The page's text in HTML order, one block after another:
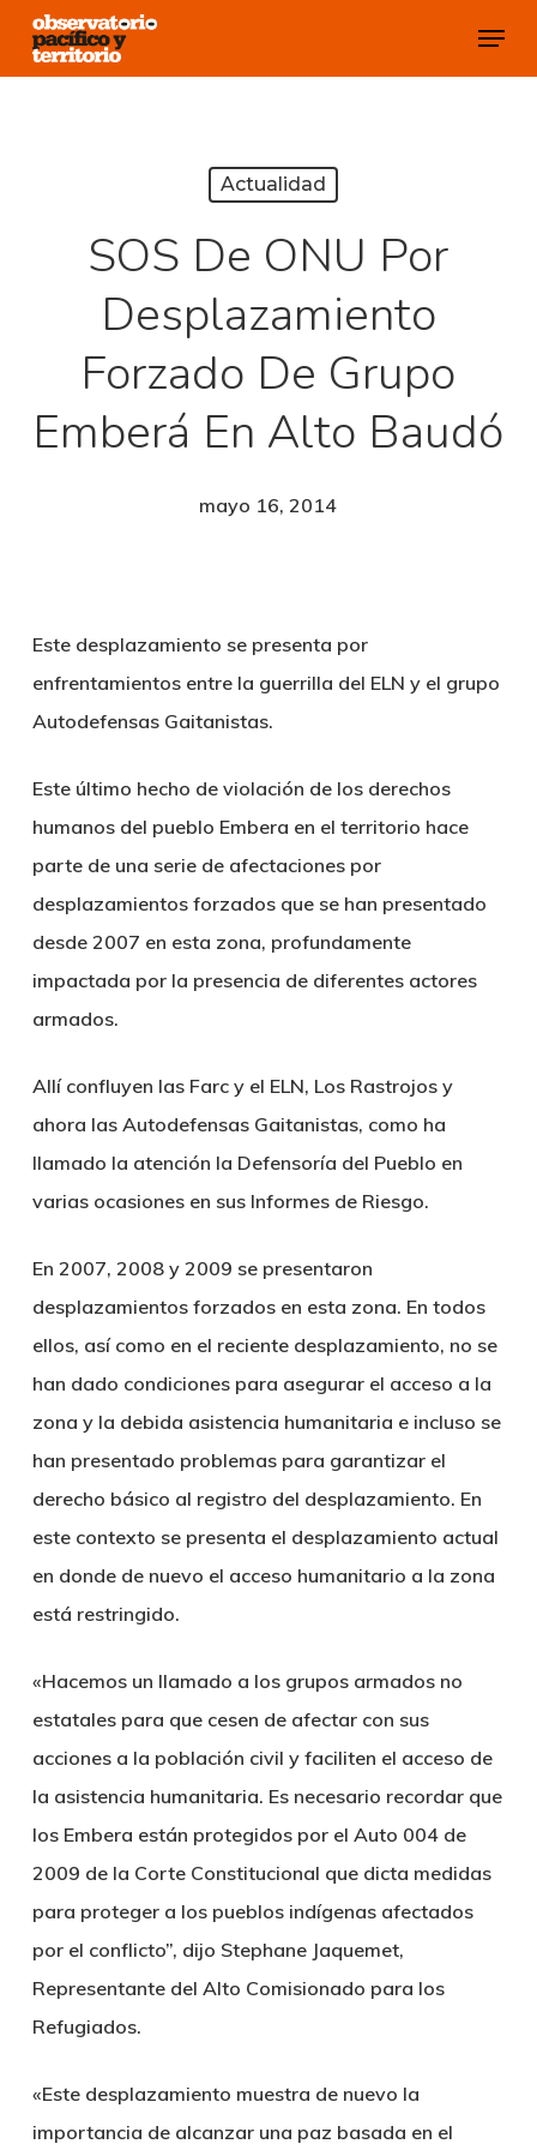
Skip
Menu
Actualidad
SOS De ONU Por
Desplazamiento
Forzado De Grupo
Emberá En Alto Baudó
mayo 16, 2014
Este desplazamiento se presenta por
enfrentamientos entre la guerrilla del ELN y el grupo
Autodefensas Gaitanistas.
Este último hecho de violación de los derechos
humanos del pueblo Embera en el territorio hace
parte de una serie de afectaciones por
desplazamientos forzados que se han presentado
desde 2007 en esta zona, profundamente
impactada por la presencia de diferentes actores
armados.
Allí confluyen las Farc y el ELN, Los Rastrojos y
ahora las Autodefensas Gaitanistas, como ha
llamado la atención la Defensoría del Pueblo en
varias ocasiones en sus Informes de Riesgo.
En 2007, 2008 y 2009 se presentaron
desplazamientos forzados en esta zona. En todos
ellos, así como en el reciente desplazamiento, no se
han dado condiciones para asegurar el acceso a la
zona y la debida asistencia humanitaria e incluso se
han presentado problemas para garantizar el
derecho básico al registro del desplazamiento. En
este contexto se presenta el desplazamiento actual
en donde de nuevo el acceso humanitario a la zona
está restringido.
«Hacemos un llamado a los grupos armados no
estatales para que cesen de afectar con sus
acciones a la población civil y faciliten el acceso de
la asistencia humanitaria. Es necesario recordar que
los Embera están protegidos por el Auto 004 de
2009 de la Corte Constitucional que dicta medidas
para proteger a los pueblos indígenas afectados
por el conflicto”, dijo Stephane Jaquemet,
Representante del Alto Comisionado para los
Refugiados.
«Este desplazamiento muestra de nuevo la
importancia de alcanzar una paz basada en el
Close